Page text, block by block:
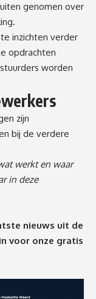
genomen over
inzichten verder
opdrachten
worden
zijn
bij de verdere
werkt en waar
in deze
nieuws uit de
in voor onze gratis